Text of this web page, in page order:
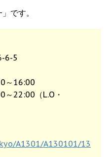
です。
6-5
～16:00
～22:00（L.O・
A1301/A130101/13